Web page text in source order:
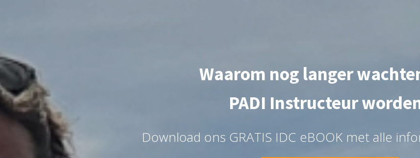
Waarom nog langer
PADI Instructeur
Download ons GRATIS IDC eBOOK met alle